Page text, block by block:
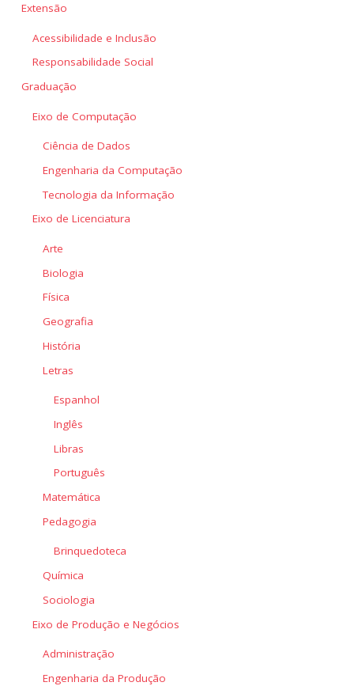
Extensão
Acessibilidade e Inclusão
Responsabilidade Social
Graduação
Eixo de Computação
Ciência de Dados
Engenharia da Computação
Tecnologia da Informação
Eixo de Licenciatura
Arte
Biologia
Física
Geografia
História
Letras
Espanhol
Inglês
Libras
Português
Matemática
Pedagogia
Brinquedoteca
Química
Sociologia
Eixo de Produção e Negócios
Administração
Engenharia da Produção